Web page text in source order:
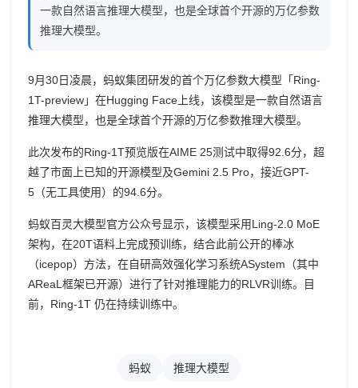
个
亿
参
推
大
模
型
一款自然语言推理大模型，也是全球首个开源的万亿参数
推理大模型。
9月30日凌晨，蚂蚁集团研发的首个万亿参数大模型「Ring-
1T-preview」在Hugging Face上线，该模型是一款自然语言
推理大模型，也是全球首个开源的万亿参数推理大模型。
此次发布的Ring-1T预览版在AIME 25测试中取得92.6分，超
越了市面上已知的开源模型及Gemini 2.5 Pro，接近GPT-
5（无工具使用）的94.6分。
蚂蚁百灵大模型官方公众号显示，该模型采用Ling-2.0 MoE
架构，在20T语料上完成预训练，结合此前公开的棒冰
（icepop）方法，在自研高效强化学习系统ASystem（其中
AReaL框架已开源）进行了针对推理能力的RLVR训练。目
前，Ring-1T 仍在持续训练中。
蚂蚁 推理大模型